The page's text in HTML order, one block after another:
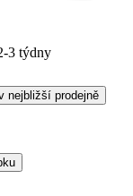
3 týdny
nejbližší prodejně